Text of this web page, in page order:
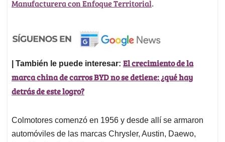
Manufacturera con Enfoque Territorial.
| También le puede interesar: El crecimiento de la
marca china de carros BYD no se detiene: ¿qué hay
detrás de este logro?
Colmotores comenzó en 1956 y desde allí se armaron
automóviles de las marcas Chrysler, Austin, Daewo,